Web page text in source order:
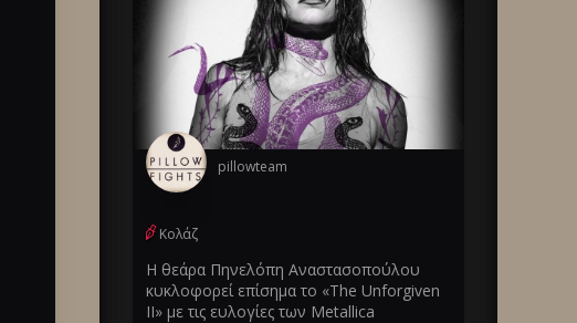
pillowteam
Κολάζ
Η θεάρα Πηνελόπη Αναστασοπούλου
κυκλοφορεί επίσημα το «The Unforgiven
II» με τις ευλογίες των Metallica